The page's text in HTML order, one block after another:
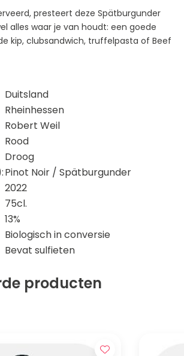
presteert deze Spätburgunder
alles waar je van houdt: een goede
kip, clubsandwich, truffelpasta of Beef
Duitsland
Rheinhessen
Robert Weil
Rood
Droog
Pinot Noir / Spätburgunder
2022
75cl.
13%
Biologisch in conversie
Bevat sulfieten
producten